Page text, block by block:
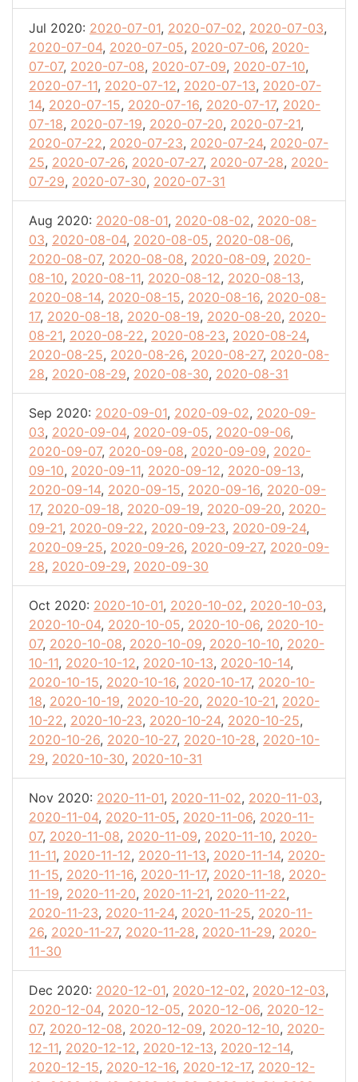
Jul 2020: 2020-07-01, 2020-07-02, 2020-07-03,
2020-07-04, 2020-07-05, 2020-07-06, 2020-
07-07, 2020-07-08, 2020-07-09, 2020-07-10,
2020-07-11, 2020-07-12, 2020-07-13, 2020-07-
14, 2020-07-15, 2020-07-16, 2020-07-17, 2020-
07-18, 2020-07-19, 2020-07-20, 2020-07-21,
2020-07-22, 2020-07-23, 2020-07-24, 2020-07-
25, 2020-07-26, 2020-07-27, 2020-07-28, 2020-
07-29, 2020-07-30, 2020-07-31
Aug 2020: 2020-08-01, 2020-08-02, 2020-08-
03, 2020-08-04, 2020-08-05, 2020-08-06,
2020-08-07, 2020-08-08, 2020-08-09, 2020-
08-10, 2020-08-11, 2020-08-12, 2020-08-13,
2020-08-14, 2020-08-15, 2020-08-16, 2020-08-
17, 2020-08-18, 2020-08-19, 2020-08-20, 2020-
08-21, 2020-08-22, 2020-08-23, 2020-08-24,
2020-08-25, 2020-08-26, 2020-08-27, 2020-08-
28, 2020-08-29, 2020-08-30, 2020-08-31
Sep 2020: 2020-09-01, 2020-09-02, 2020-09-
03, 2020-09-04, 2020-09-05, 2020-09-06,
2020-09-07, 2020-09-08, 2020-09-09, 2020-
09-10, 2020-09-11, 2020-09-12, 2020-09-13,
2020-09-14, 2020-09-15, 2020-09-16, 2020-09-
17, 2020-09-18, 2020-09-19, 2020-09-20, 2020-
09-21, 2020-09-22, 2020-09-23, 2020-09-24,
2020-09-25, 2020-09-26, 2020-09-27, 2020-09-
28, 2020-09-29, 2020-09-30
Oct 2020: 2020-10-01, 2020-10-02, 2020-10-03,
2020-10-04, 2020-10-05, 2020-10-06, 2020-10-
07, 2020-10-08, 2020-10-09, 2020-10-10, 2020-
10-11, 2020-10-12, 2020-10-13, 2020-10-14,
2020-10-15, 2020-10-16, 2020-10-17, 2020-10-
18, 2020-10-19, 2020-10-20, 2020-10-21, 2020-
10-22, 2020-10-23, 2020-10-24, 2020-10-25,
2020-10-26, 2020-10-27, 2020-10-28, 2020-10-
29, 2020-10-30, 2020-10-31
Nov 2020: 2020-11-01, 2020-11-02, 2020-11-03,
2020-11-04, 2020-11-05, 2020-11-06, 2020-11-
07, 2020-11-08, 2020-11-09, 2020-11-10, 2020-
11-11, 2020-11-12, 2020-11-13, 2020-11-14, 2020-
11-15, 2020-11-16, 2020-11-17, 2020-11-18, 2020-
11-19, 2020-11-20, 2020-11-21, 2020-11-22,
2020-11-23, 2020-11-24, 2020-11-25, 2020-11-
26, 2020-11-27, 2020-11-28, 2020-11-29, 2020-
11-30
Dec 2020: 2020-12-01, 2020-12-02, 2020-12-03,
2020-12-04, 2020-12-05, 2020-12-06, 2020-12-
07, 2020-12-08, 2020-12-09, 2020-12-10, 2020-
12-11, 2020-12-12, 2020-12-13, 2020-12-14,
2020-12-15, 2020-12-16, 2020-12-17, 2020-12-